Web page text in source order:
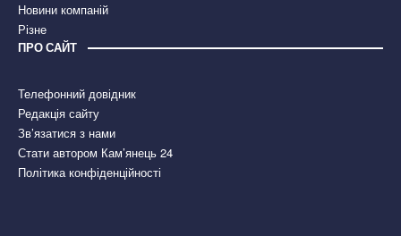
Новини компаній
Різне
ПРО САЙТ
Телефонний довідник
Редакція сайту
Зв’язатися з нами
Стати автором Кам’янець 24
Політика конфіденційності